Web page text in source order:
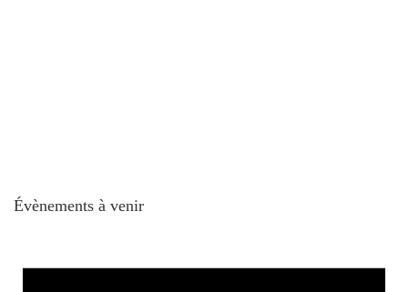
Évènements à venir